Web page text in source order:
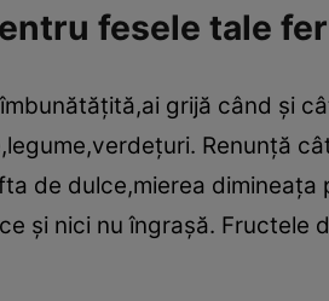
fesele tale
grijă când şi
Renunţă
de dulce,mierea
şi nici nu îngraşă. Fructele